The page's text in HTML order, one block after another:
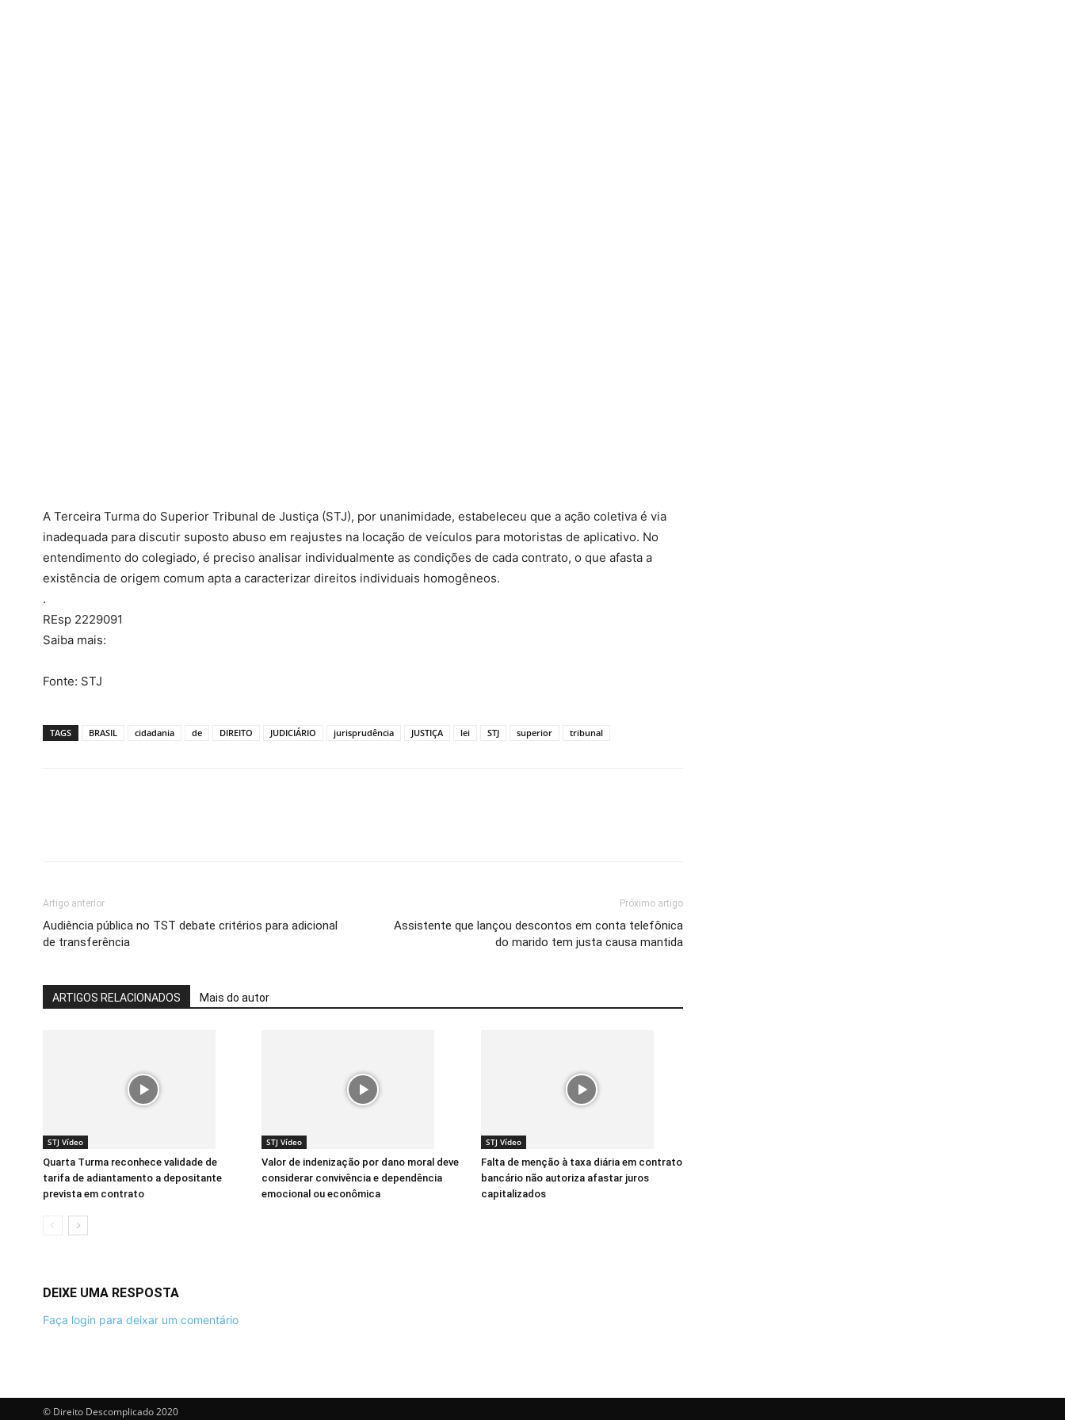
​A Terceira Turma do Superior Tribunal de Justiça (STJ), por unanimidade, estabeleceu que a ação coletiva é via
inadequada para discutir suposto abuso em reajustes na locação de veículos para motoristas de aplicativo. No
entendimento do colegiado, é preciso analisar individualmente as condições de cada contrato, o que afasta a
existência de origem comum apta a caracterizar direitos individuais homogêneos.
.
REsp 2229091
Saiba mais:
Fonte: STJ
TAGS BRASIL cidadania de DIREITO JUDICIÁRIO jurisprudência JUSTIÇA lei STJ superior tribunal
Artigo anterior
Audiência pública no TST debate critérios para adicional
de transferência
Próximo artigo
Assistente que lançou descontos em conta telefônica
do marido tem justa causa mantida
ARTIGOS RELACIONADOS Mais do autor
STJ Vídeo
Quarta Turma reconhece validade de
tarifa de adiantamento a depositante
prevista em contrato
STJ Vídeo
Valor de indenização por dano moral deve
considerar convivência e dependência
emocional ou econômica
STJ Vídeo
Falta de menção à taxa diária em contrato
bancário não autoriza afastar juros
capitalizados
DEIXE UMA RESPOSTA
Faça login para deixar um comentário
© Direito Descomplicado 2020